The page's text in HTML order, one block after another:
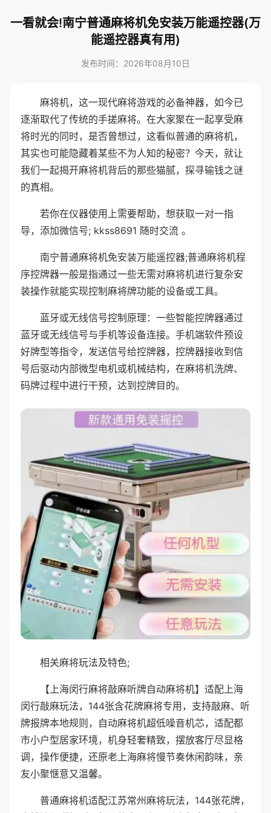
一看就会!南宁普通麻将机免安装万能遥控器(万
能遥控器真有用)
发布时间：2026年08月10日
麻将机，这一现代麻将游戏的必备神器，如今已
逐渐取代了传统的手搓麻将。在大家聚在一起享受麻
将时光的同时，是否曾想过，这看似普通的麻将机，
其实也可能隐藏着某些不为人知的秘密？今天，就让
我们一起揭开麻将机背后的那些猫腻，探寻输钱之谜
的真相。
若你在仪器使用上需要帮助，想获取一对一指
导，添加微信号; kkss8691 随时交流 。
南宁普通麻将机免安装万能遥控器;普通麻将机程
序控牌器一般是指通过一些无需对麻将机进行复杂安
装操作就能实现控制麻将牌功能的设备或工具。
蓝牙或无线信号控制原理：一些智能控牌器通过
蓝牙或无线信号与手机等设备连接。手机端软件预设
好牌型等指令，发送信号给控牌器，控牌器接收到信
号后驱动内部微型电机或机械结构，在麻将机洗牌、
码牌过程中进行干预，达到控牌目的。
相关麻将玩法及特色;
【上海闵行麻将敲麻听牌自动麻将机】适配上海
闵行敲麻玩法，144张含花牌麻将专用，支持敲麻、听
牌报牌本地规则，自动麻将机超低噪音机芯，适配都
市小户型居家环境，机身轻奢精致，摆放客厅尽显格
调，操作便捷，还原老上海麻将慢节奏休闲韵味，亲
友小聚惬意又温馨。
普通麻将机适配江苏常州麻将玩法，144张花牌，